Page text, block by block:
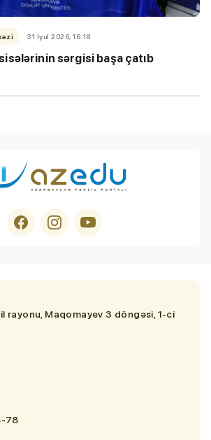
31 İyul 2026, 16:18
sərgisi başa çatıb
rayonu, Maqomayev 3 döngəsi, 1-ci
78